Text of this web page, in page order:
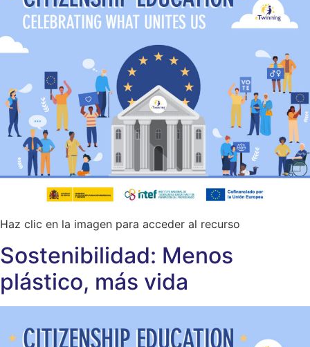
Haz clic en la imagen para acceder al recurso
Sostenibilidad: Menos
plástico, más vida